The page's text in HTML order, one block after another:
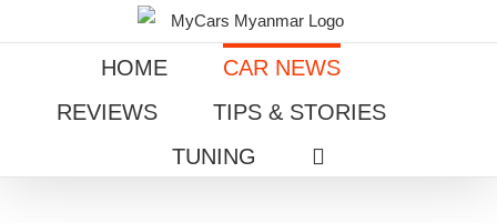
to
HOME
CAR NEWS
REVIEWS
TIPS & STORIES
TUNING